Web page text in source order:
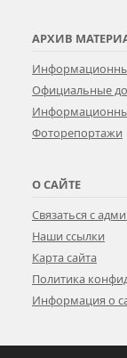
АРХИВ
Официальные
Фоторепортажи
О САЙТЕ
Связаться с
Наши ссылки
Карта сайта
Политика
Информация о